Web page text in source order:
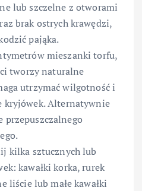
lub szczelne z otworami
brak ostrych krawędzi,
pająka.
mieszanki torfu,
tworzy naturalne
utrzymać wilgotność i
kryjówek. Alternatywnie
przepuszczalnego
kilka sztucznych lub
kawałki korka, rurek
liście lub małe kawałki